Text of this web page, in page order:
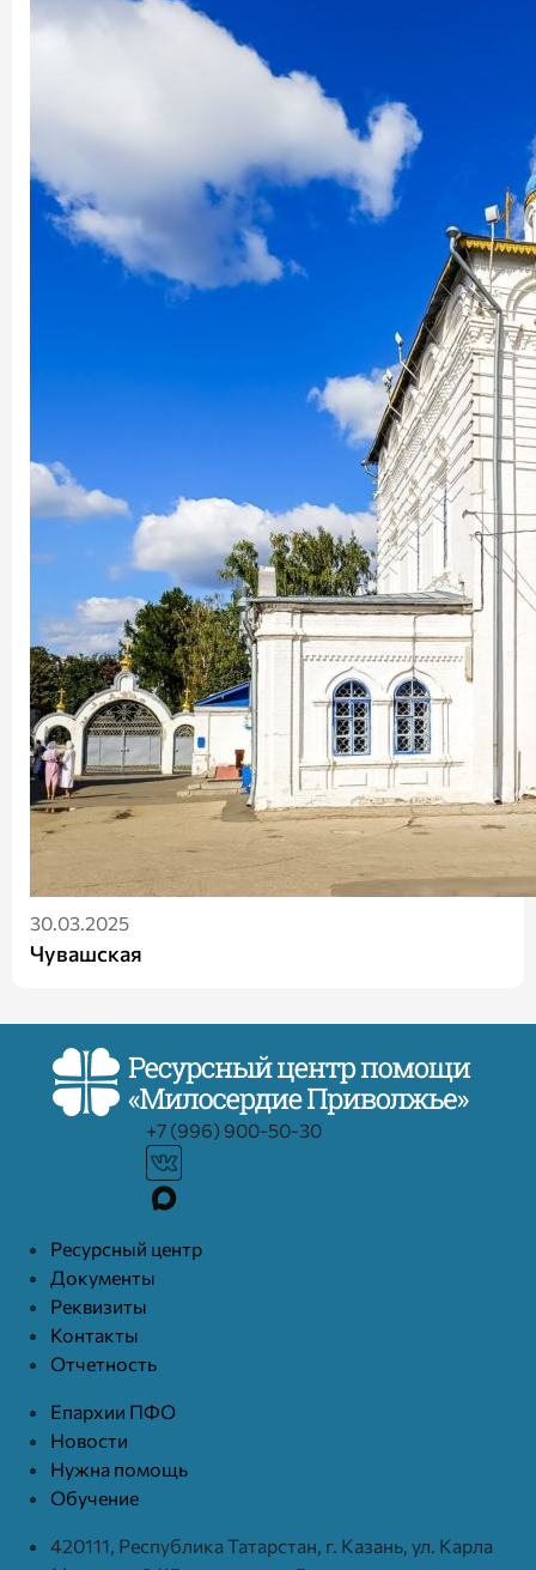
30.03.2025
Чувашская
+7 (996) 900-50-30
Ресурcный центр
Документы
Реквизиты
Контакты
Отчетность
Епархии ПФО
Новости
Нужна помощь
Обучение
420111, Республика Татарстан, г. Казань, ул. Карла